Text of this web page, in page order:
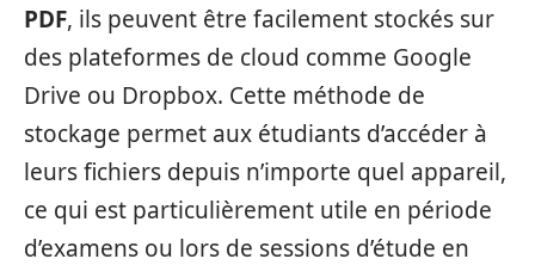
PDF, ils peuvent être facilement stockés sur
des plateformes de cloud comme Google
Drive ou Dropbox. Cette méthode de
stockage permet aux étudiants d’accéder à
leurs fichiers depuis n’importe quel appareil,
ce qui est particulièrement utile en période
d’examens ou lors de sessions d’étude en